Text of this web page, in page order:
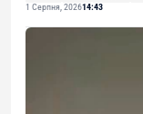
1 Серпня, 202614:43